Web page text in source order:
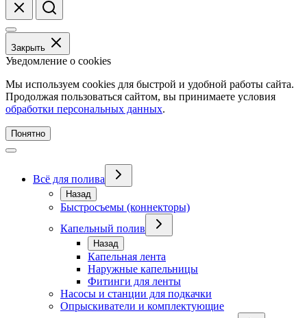
Закрыть
Уведомление о cookies
Мы используем cookies для быстрой и удобной работы сайта.
Продолжая пользоваться сайтом, вы принимаете условия
обработки персональных данных.
Понятно
Всё для полива
Назад
Быстросъемы (коннекторы)
Капельный полив
Назад
Капельная лента
Наружные капельницы
Фитинги для ленты
Насосы и станции для подкачки
Опрыскиватели и комплектующие